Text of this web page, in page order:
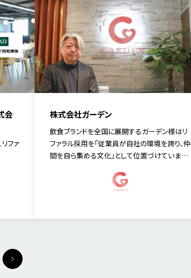
た。
会
ファ
ィ
ネ
だっ
し
株式会社ガーデン
飲食ブランドを全国に展開するガーデン様はリ
ファラル採用を「従業員が自社の環境を誇り、仲
間を自ら集める文化」として位置づけています。
界特有の高い離職率という課題をいかに「仕組
み」で解決し、エンゲージメント向上と事業成長
N
e